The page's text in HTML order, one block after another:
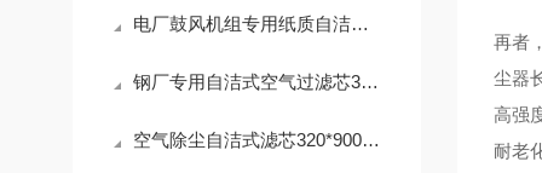
电厂鼓风机组专用纸质自洁式空气滤芯320*900选购指南
钢厂专用自洁式空气过滤芯320*900mm操作使用
空气除尘自洁式滤芯320*900mm 性能
再者
尘器
高强
耐老